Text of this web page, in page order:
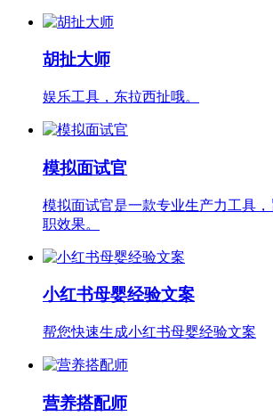
胡扯大师
娱乐工具，东拉西扯哦。
模拟面试官
模拟面试官是一款专业生产力工具
职效果。
小红书母婴经验文案
帮您快速生成小红书母婴经验文案
营养搭配师